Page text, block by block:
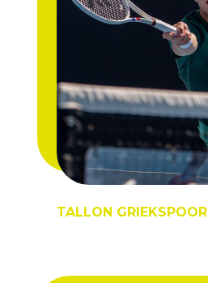
TALLON GRIEKSPOOR